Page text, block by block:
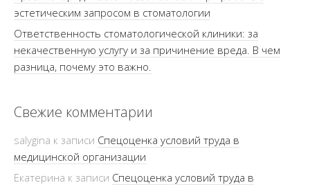
эстетическим запросом в стоматологии
Ответственность стоматологической клиники: за
некачественную услугу и за причинение вреда. В чем
разница, почему это важно.
Свежие комментарии
salygina к записи Спецоценка условий труда в
медицинской организации
Екатерина к записи Спецоценка условий труда в